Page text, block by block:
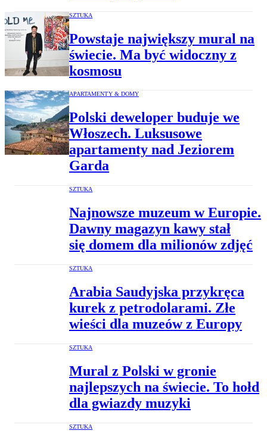
SZTUKA
Powstaje największy mural na
świecie. Ma być widoczny z
kosmosu
APARTAMENTY & DOMY
Polski deweloper buduje we
Włoszech. Luksusowe
apartamenty nad Jeziorem
Garda
SZTUKA
Najnowsze muzeum w Europie.
Dawny magazyn kawy stał
się domem dla milionów zdjęć
SZTUKA
Arabia Saudyjska przykręca
kurek z petrodolarami. Złe
wieści dla muzeów z Europy
SZTUKA
Mural z Polski w gronie
najlepszych na świecie. To hołd
dla gwiazdy muzyki
SZTUKA